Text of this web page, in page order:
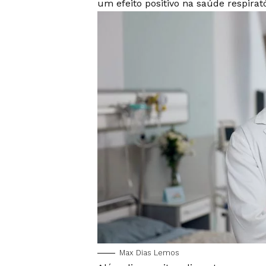
um efeito positivo na saúde
Max Dias Lemos